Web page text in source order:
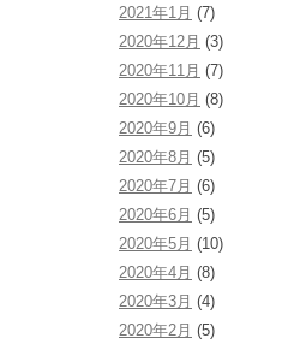
2021年1月 (7)
2020年12月 (3)
2020年11月 (7)
2020年10月 (8)
2020年9月 (6)
2020年8月 (5)
2020年7月 (6)
2020年6月 (5)
2020年5月 (10)
2020年4月 (8)
2020年3月 (4)
2020年2月 (5)